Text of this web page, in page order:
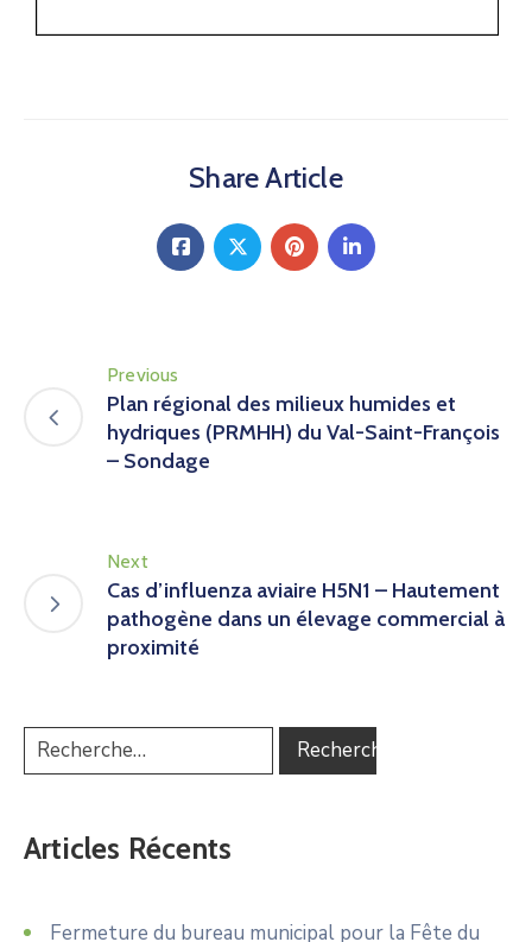
Share Article
Previous
Plan régional des milieux humides et
hydriques (PRMHH) du Val-Saint-François
– Sondage
Next
Cas d’influenza aviaire H5N1 – Hautement
pathogène dans un élevage commercial à
proximité
Articles Récents
Fermeture du bureau municipal pour la Fête du